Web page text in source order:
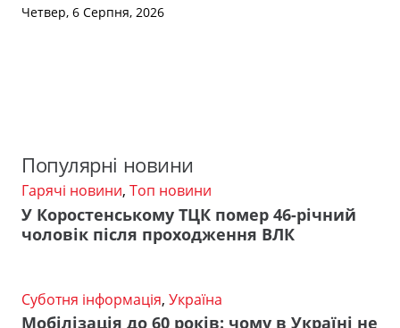
Четвер, 6 Серпня, 2026
Популярні новини
Гарячі новини, Топ новини
У Коростенському ТЦК помер 46-річний
чоловік після проходження ВЛК
Суботня інформація, Україна
Мобілізація до 60 років: чому в Україні не